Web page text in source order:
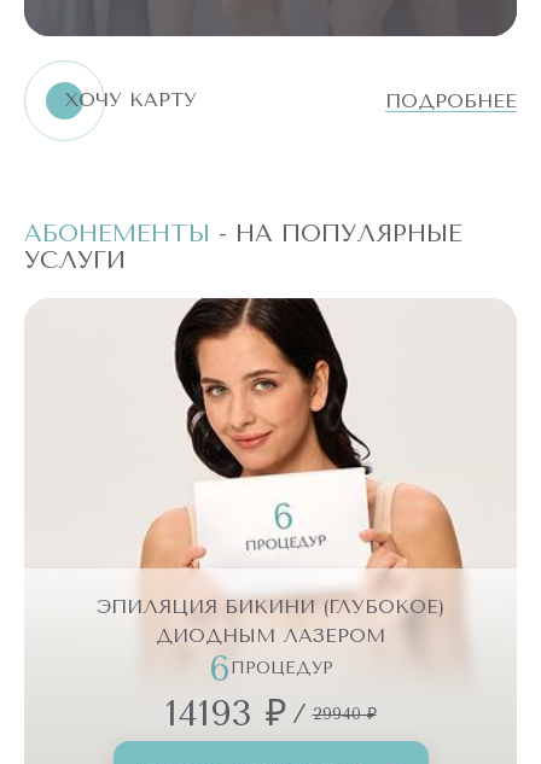
ХОЧУ КАРТУ ПОДРОБНЕЕ
АБОНЕМЕНТЫ - НА ПОПУЛЯРНЫЕ
УСЛУГИ
ЭПИЛЯЦИЯ БИКИНИ (ГЛУБОКОЕ)
ДИОДНЫМ ЛАЗЕРОМ
6ПРОЦЕДУР
14193 ₽ / 29940 ₽